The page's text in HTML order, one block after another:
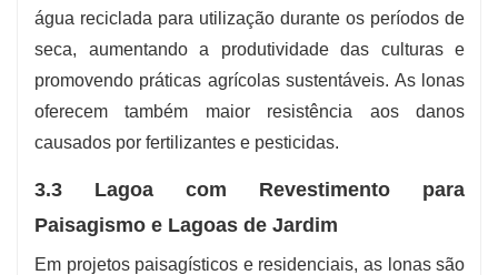
água reciclada para utilização durante os períodos de
seca, aumentando a produtividade das culturas e
promovendo práticas agrícolas sustentáveis. As lonas
oferecem também maior resistência aos danos
causados ​​por fertilizantes e pesticidas.
3.3 Lagoa com Revestimento para
Paisagismo e Lagoas de Jardim
Em projetos paisagísticos e residenciais, as lonas são